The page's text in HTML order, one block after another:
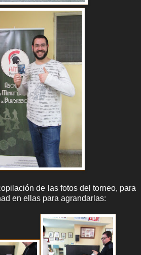
de las fotos del torneo, para
en ellas para agrandarlas: